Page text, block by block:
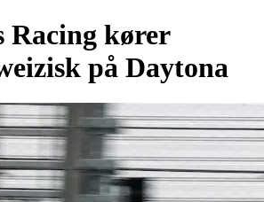
Racing kører
på Daytona